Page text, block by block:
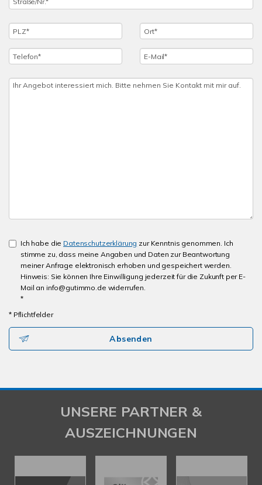
Ich habe die Datenschutzerklärung zur Kenntnis genommen. Ich
stimme zu, dass meine Angaben und Daten zur Beantwortung
meiner Anfrage elektronisch erhoben und gespeichert werden.
Hinweis: Sie können Ihre Einwilligung jederzeit für die Zukunft per E-
Mail an info@gutimmo.de widerrufen.
*
* Pflichtfelder
Absenden
UNSERE PARTNER &
AUSZEICHNUNGEN